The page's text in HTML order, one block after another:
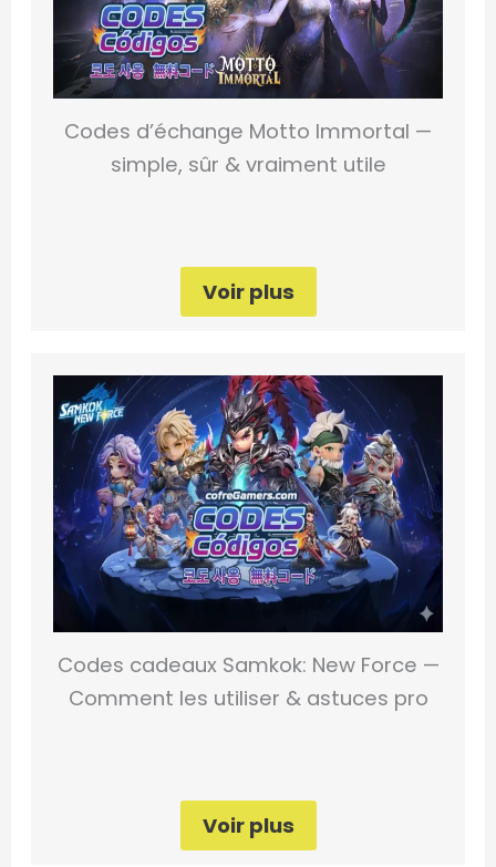
Codes d’échange Motto Immortal —
simple, sûr & vraiment utile
Voir plus
Codes cadeaux Samkok: New Force —
Comment les utiliser & astuces pro
Voir plus